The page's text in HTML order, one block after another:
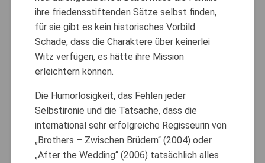
ihre friedensstiftenden Sätze selbst finden,
für sie gibt es kein historisches Vorbild.
Schade, dass die Charaktere über keinerlei
Witz verfügen, es hätte ihre Mission
erleichtern können.
Die Humorlosigkeit, das Fehlen jeder
Selbstironie und die Tatsache, dass die
international sehr erfolgreiche Regisseurin von
„Brothers – Zwischen Brüdern“ (2004) oder
„After the Wedding“ (2006) tatsächlich alles